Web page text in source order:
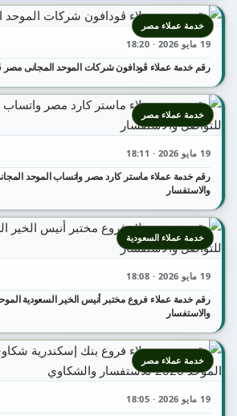
19 مايو 2026 · 18:20
رقم خدمة عملاء ڤودافون شركات الموحد المجانى مصر 2026
خدمة عملاء مصر
19 مايو 2026 · 18:11
والاستفسار
خدمة عملاء مصر
19 مايو 2026 · 18:08
والاستفسار
خدمة عملاء السعودية
19 مايو 2026 · 18:05
خدمة عملاء مصر